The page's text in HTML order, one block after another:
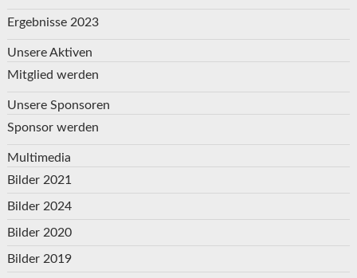
Ergebnisse 2023
Unsere Aktiven
Mitglied werden
Unsere Sponsoren
Sponsor werden
Multimedia
Bilder 2021
Bilder 2024
Bilder 2020
Bilder 2019